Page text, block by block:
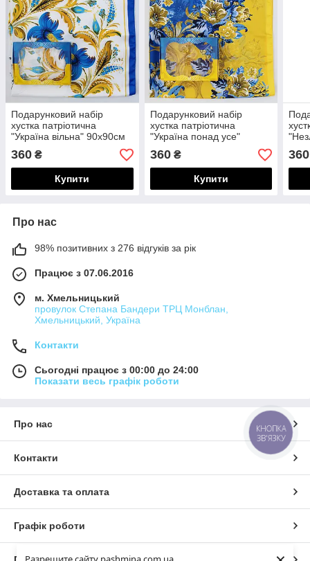
Подарунковий набір
хустка патріотична
"Україна вільна" 90х90см
коробочка 218076
360 ₴
Купити
Подарунковий набір
хустка патріотична
"Україна понад усе"
блакитна коробочка
218077
360₴
Купити
360
Про нас
98% позитивних з 276 відгуків за рік
Працює з 07.06.2016
м. Хмельницький
провулок Степана Бандери ТРЦ Монблан,
Хмельницький, Україна
Контакти
Сьогодні працює з 00:00 до 24:00
Показати весь графік роботи
Про нас
Контакти
Доставка та оплата
Графік роботи
КНОПКА
ЗВ'ЯЗКУ